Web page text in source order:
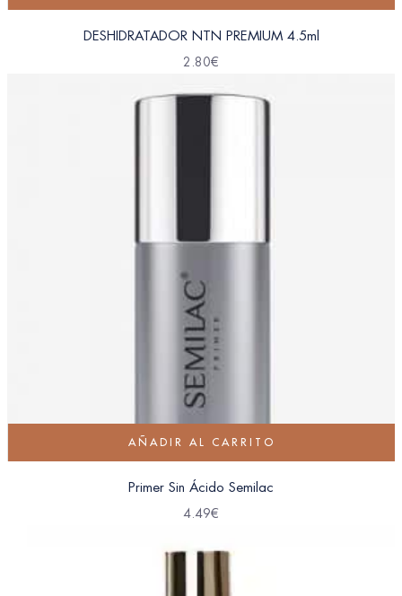
DESHIDRATADOR NTN PREMIUM 4.5ml
2.80€
AÑADIR AL CARRITO
Primer Sin Ácido Semilac
4.49€